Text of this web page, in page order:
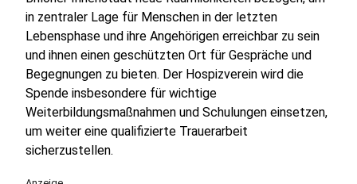
in zentraler Lage für Menschen in der letzten
Lebensphase und ihre Angehörigen erreichbar zu sein
und ihnen einen geschützten Ort für Gespräche und
Begegnungen zu bieten. Der Hospizverein wird die
Spende insbesondere für wichtige
Weiterbildungsmaßnahmen und Schulungen einsetzen,
um weiter eine qualifizierte Trauerarbeit
sicherzustellen.